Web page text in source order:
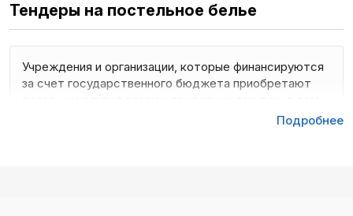
Тендеры на постельное белье
Учреждения и организации, которые финансируются
за счет государственного бюджета приобретают
числе постельное белье. Крупные коммерческиеПодробнее